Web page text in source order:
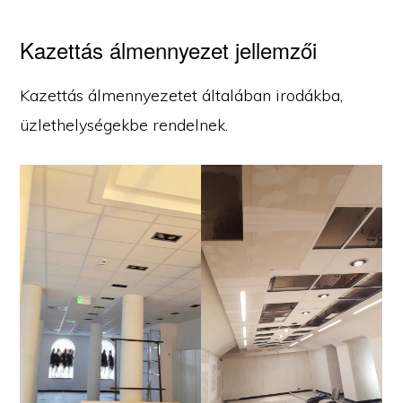
Kazettás álmennyezet jellemzői
Kazettás álmennyezetet általában irodákba,
üzlethelységekbe rendelnek.